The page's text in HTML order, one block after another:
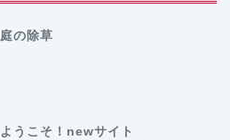
庭の除草
ようこそ！newサイト